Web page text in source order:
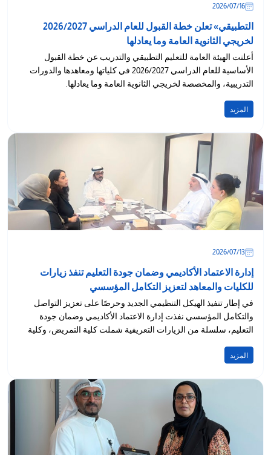
16‏/07‏/2026
التطبيقي» تعلن خطة القبول للعام الدراسي 2026/2027
لخريجي الثانوية العامة وما يعادلها
أعلنت الهيئة العامة للتعليم التطبيقي والتدريب عن خطة القبول
الأساسية للعام الدراسي 2026/2027 في كلياتها ومعاهدها والدورات
التدريبية، والمخصصة لخريجي الثانوية العامة وما يعادلها.
المزيد
13‏/07‏/2026
إدارة الاعتماد الأكاديمي وضمان جودة التعليم تنفذ زيارات
للكليات والمعاهد لتعزيز التكامل المؤسسي
في إطار تنفيذ الهيكل التنظيمي الجديد وحرصًا على تعزيز التواصل
والتكامل المؤسسي نفذت إدارة الاعتماد الأكاديمي وضمان جودة
التعليم، سلسلة من الزيارات التعريفية شملت كلية التمريض، وكلية
المزيد